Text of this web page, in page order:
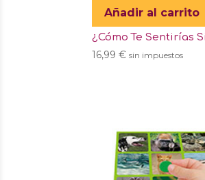
Añadir al carrito
¿Cómo Te Sentirías
16,99€ sin impuestos